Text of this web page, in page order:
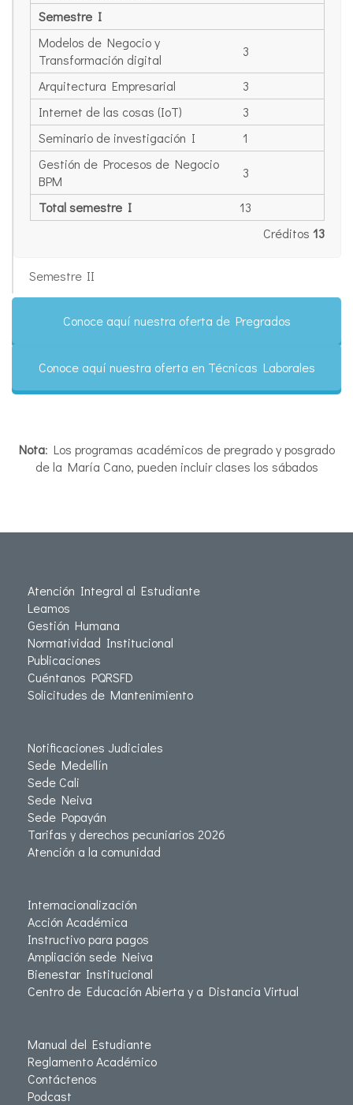
Semestre I
Modelos de Negocio y
Transformación digital
3
Arquitectura Empresarial
3
Internet de las cosas (IoT)
3
Seminario de investigación I
1
Gestión de Procesos de Negocio
BPM
3
Total semestre I
13
Créditos 13
Semestre II
Conoce aquí nuestra oferta de Pregrados
Conoce aquí nuestra oferta en Técnicas Laborales
Nota: Los programas académicos de pregrado y posgrado
de la María Cano, pueden incluir clases los sábados
Atención Integral al Estudiante
Leamos
Gestión Humana
Normatividad Institucional
Publicaciones
Cuéntanos PQRSFD
Solicitudes de Mantenimiento
Notificaciones Judiciales
Sede Medellín
Sede Cali
Sede Neiva
Sede Popayán
Tarifas y derechos pecuniarios 2026
Atención a la comunidad
Internacionalización
Acción Académica
Instructivo para pagos
Ampliación sede Neiva
Bienestar Institucional
Centro de Educación Abierta y a Distancia Virtual
Manual del Estudiante
Reglamento Académico
Contáctenos
Podcast